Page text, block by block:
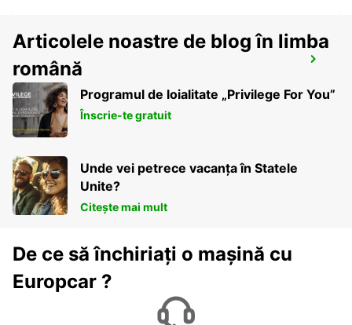
LISBON PRIOR VELHO SUPERSITE
PRIOR VELHO - PORTUGAL
Articolele noastre de blog în limba
română
Programul de loialitate „Privilege For You”
Înscrie-te gratuit
Unde vei petrece vacanța în Statele
Unite?
Citește mai mult
De ce să închiriați o mașină cu
Europcar ?